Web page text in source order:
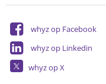
whyz op Facebook
whyz op Linkedin
whyz op X